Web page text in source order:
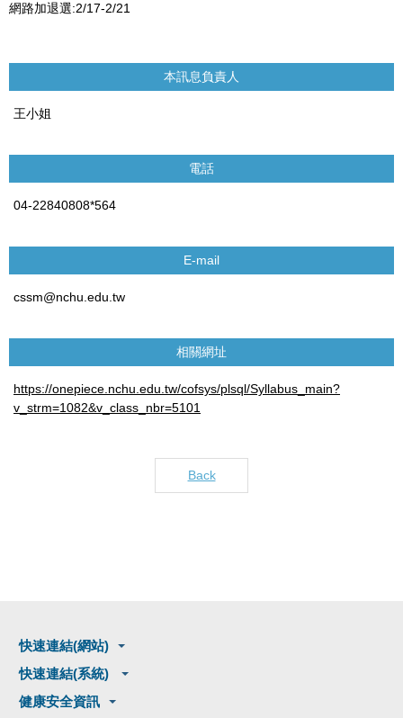
網路加退選:2/17-2/21
本訊息負責人
王小姐
電話
04-22840808*564
E-mail
cssm@nchu.edu.tw
相關網址
https://onepiece.nchu.edu.tw/cofsys/plsql/Syllabus_main?
v_strm=1082&v_class_nbr=5101
Back
快速連結(網站)
快速連結(系統)
健康安全資訊